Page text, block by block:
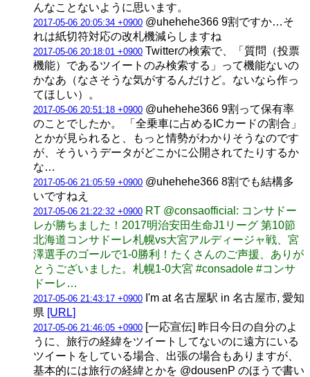
んなことないように思います。
2017-05-06 20:05:34 +0900 @uhehehe366 9割ですか…そ
れは紙切符対応の改札機減らしますね
2017-05-06 20:18:01 +0900 Twitterの検索で、「質問（投票
機能）であるツイートのみ検索する」って機能ないの
かなあ（なさそうな気がするんだけど。ないなら作っ
てほしい）。
2017-05-06 20:51:18 +0900 @uhehehe366 9割って保有率
のことでしたか。 「全乗車に占めるICカードの割合」
とかが見られると、もっと情勢がわかりそうなのです
が、そういうデータがどこかに公開されてたりするか
な…
2017-05-06 21:05:59 +0900 @uhehehe366 8割でも結構多
いですねえ
2017-05-06 21:22:32 +0900 RT @consaofficial: コンサドー
レが勝ちました！2017明治安田生命J1リーグ 第10節
北海道コンサドーレ札幌vs大宮アルディージャ戦、宮
澤選手のゴールで1-0勝利！たくさんのご声援、ありが
とうございました。札幌1-0大宮 #consadole #コンサ
ドーレ…
2017-05-06 21:43:17 +0900 I'm at 名古屋駅 in 名古屋市, 愛知
県 [URL]
2017-05-06 21:46:05 +0900 [一応宣伝] 昨日今日の自分のよ
うに、旅行の経緯をツイートしてないのに遠方にいる
ツイートをしている場合、出張の場合もありますが、
基本的には旅行の経緯とかを @dousenP のほうで書い